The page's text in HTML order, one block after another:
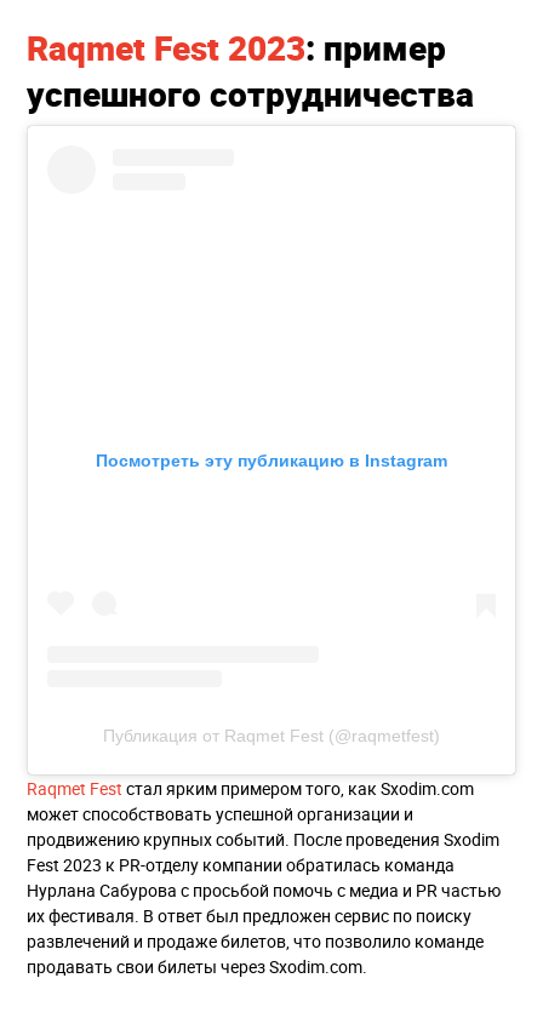
Raqmet Fest 2023: пример
успешного сотрудничества
Посмотреть эту публикацию в Instagram
Публикация от Raqmet Fest (@raqmetfest)
Raqmet Fest стал ярким примером того, как Sxodim.com
может способствовать успешной организации и
продвижению крупных событий. После проведения Sxodim
Fest 2023 к PR-отделу компании обратилась команда
Нурлана Сабурова с просьбой помочь с медиа и PR частью
их фестиваля. В ответ был предложен сервис по поиску
развлечений и продаже билетов, что позволило команде
продавать свои билеты через Sxodim.com.